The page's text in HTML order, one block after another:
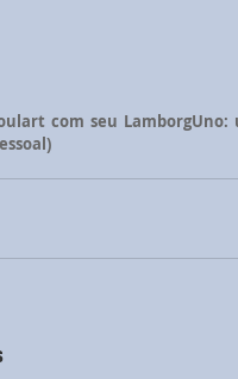
com seu